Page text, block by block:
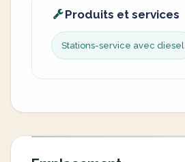
Produits et services
Stations-service avec diesel